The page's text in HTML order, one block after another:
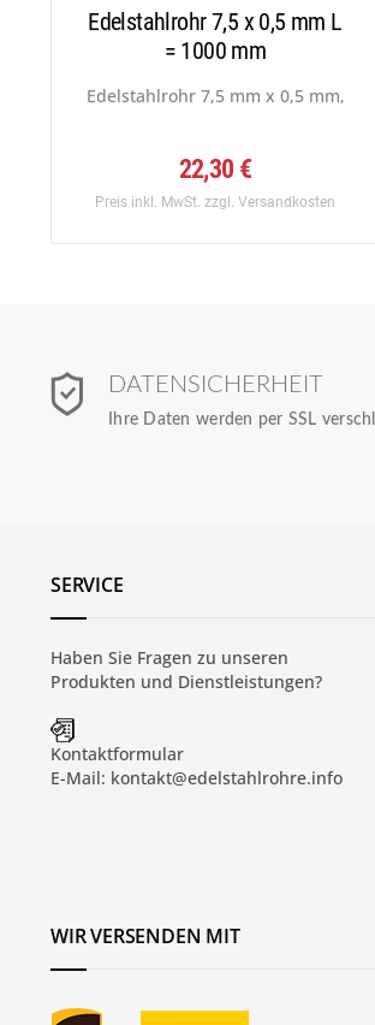
Edelstahlrohr 7,5 x 0,5 mm L
= 1000 mm
Edelstahlrohr 7,5 mm x 0,5 mm,
22,30 €
Preis inkl. MwSt. zzgl. Versandkosten
DATENSICHERHEIT
Ihre Daten werden per SSL
SERVICE
Haben Sie Fragen zu unseren
Produkten und Dienstleistungen?
Kontaktformular
E-Mail: kontakt@edelstahlrohre.info
WIR VERSENDEN MIT